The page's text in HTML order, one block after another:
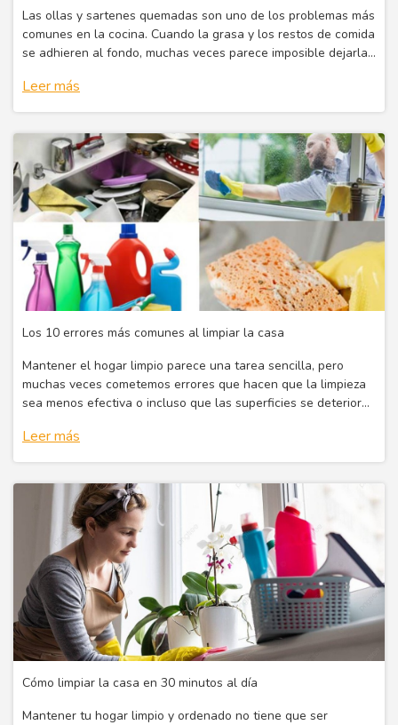
Las ollas y sartenes quemadas son uno de los problemas más
comunes en la cocina. Cuando la grasa y los restos de comida
se adhieren al fondo, muchas veces parece imposible dejarlas
Leer más
Los 10 errores más comunes al limpiar la casa
Mantener el hogar limpio parece una tarea sencilla, pero
muchas veces cometemos errores que hacen que la limpieza
sea menos efectiva o incluso que las superficies se deterioren
mejor, ahor
Leer más
Cómo limpiar la casa en 30 minutos al día
Mantener tu hogar limpio y ordenado no tiene que ser